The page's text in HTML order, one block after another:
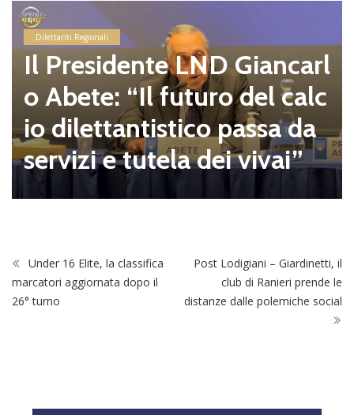
Dilettanti Regionali
Il Presidente LND Giancarl
o Abete: “Il futuro del calc
io dilettantistico passa da
servizi e tutela dei vivai”
Under 16 Elite, la classifica
marcatori aggiornata dopo il
26° turno
Post Lodigiani – Giardinetti, il
club di Ranieri prende le
distanze dalle polemiche social